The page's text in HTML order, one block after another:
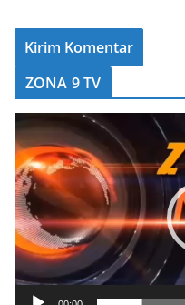
ZONA 9 TV
e
m
u
t
a
r
V